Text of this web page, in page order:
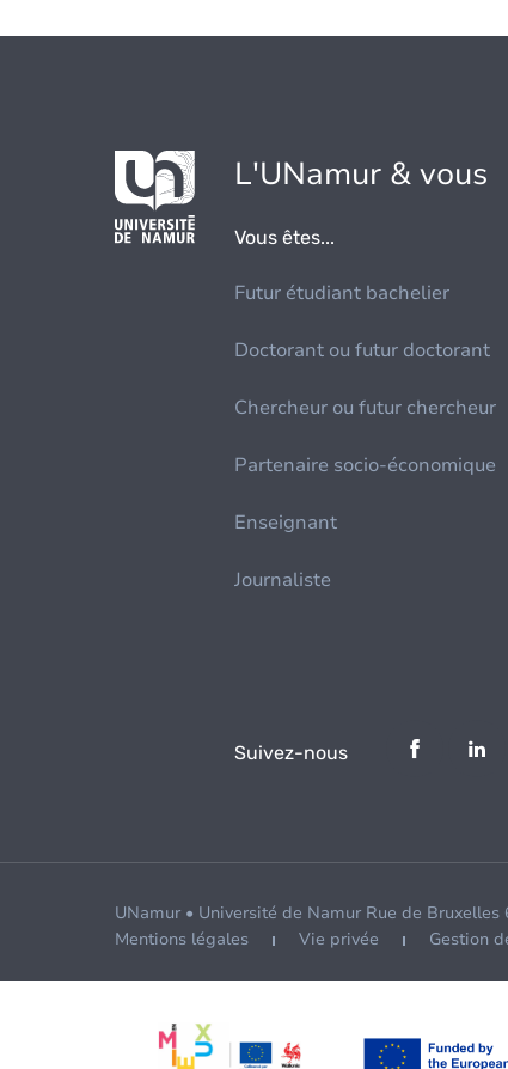
L'UNamur & vous
Vous êtes...
Futur étudiant bachelier
Doctorant ou futur doctorant
Chercheur ou futur chercheur
Partenaire socio-économique
Enseignant
Journaliste
Suivez-nous
UNamur • Université de Namur Rue de
Mentions légales
Vie privée Gestion